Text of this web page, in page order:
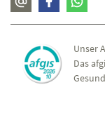
Unser
Das